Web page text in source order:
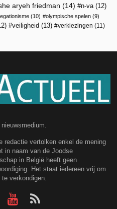
aryeh friedman (14) n-va (12)
(10) olympische spelen (9)
veiligheid (13) verkiezingen (11)
redactie vertolken enkel de mening
in naam van de Joodse
in België heeft geen
Het staat iedereen vrij om
verkondigen.